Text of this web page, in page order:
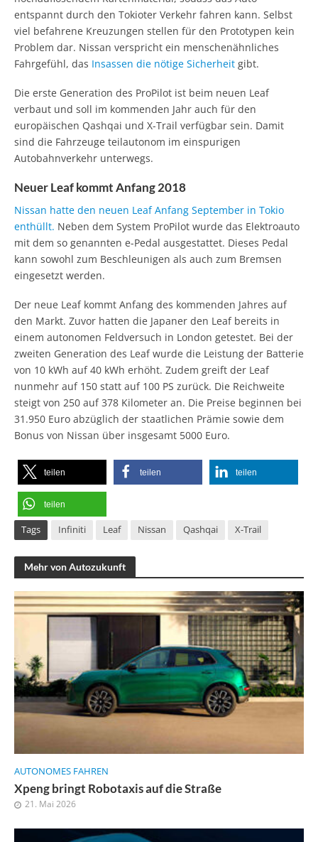
entspannt durch den Tokioter Verkehr fahren kann. Selbst
viel befahrene Kreuzungen stellen für den Prototypen kein
Problem dar. Nissan verspricht ein menschenähnliches
Fahrgefühl, das Insassen die nötige Sicherheit gibt.
Die erste Generation des ProPilot ist beim neuen Leaf
verbaut und soll im kommenden Jahr auch für den
europäischen Qashqai und X-Trail verfügbar sein. Damit
sind die Fahrzeuge teilautonom im einspurigen
Autobahnverkehr unterwegs.
Neuer Leaf kommt Anfang 2018
Nissan hatte den neuen Leaf Anfang September in Tokio
enthüllt. Neben dem System ProPilot wurde das Elektroauto
mit dem so genannten e-Pedal ausgestattet. Dieses Pedal
kann sowohl zum Beschleunigen als auch zum Bremsen
eingesetzt werden.
Der neue Leaf kommt Anfang des kommenden Jahres auf
den Markt. Zuvor hatten die Japaner den Leaf bereits in
einem autonomen Feldversuch in London getestet. Bei der
zweiten Generation des Leaf wurde die Leistung der Batterie
von 10 kWh auf 40 kWh erhöht. Zudem greift der Leaf
nunmehr auf 150 statt auf 100 PS zurück. Die Reichweite
steigt von 250 auf 378 Kilometer an. Die Preise beginnen bei
31.950 Euro abzüglich der staatlichen Prämie sowie dem
Bonus von Nissan über insgesamt 5000 Euro.
teilen teilen teilen
teilen
Tags Infiniti Leaf Nissan Qashqai X-Trail
Mehr von Autozukunft
AUTONOMES FAHREN
Xpeng bringt Robotaxis auf die Straße
21. Mai 2026